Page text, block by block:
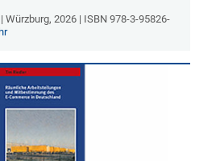
Würzburg, 2026 | ISBN 978-3-95826-